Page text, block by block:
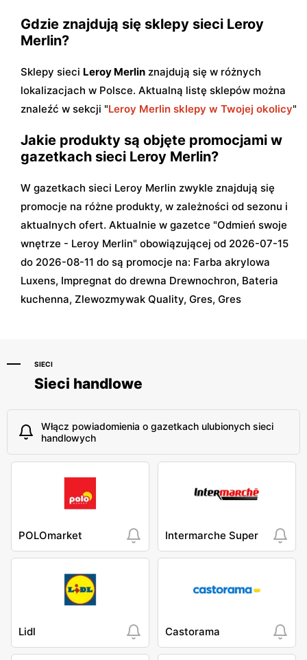
Gdzie znajdują się sklepy sieci Leroy
Merlin?
Sklepy sieci Leroy Merlin znajdują się w różnych
lokalizacjach w Polsce. Aktualną listę sklepów można
znaleźć w sekcji "Leroy Merlin sklepy w Twojej okolicy"
Jakie produkty są objęte promocjami w
gazetkach sieci Leroy Merlin?
W gazetkach sieci Leroy Merlin zwykle znajdują się
promocje na różne produkty, w zależności od sezonu i
aktualnych ofert. Aktualnie w gazetce "Odmień swoje
wnętrze - Leroy Merlin" obowiązującej od 2026-07-15
do 2026-08-11 do są promocje na: Farba akrylowa
Luxens, Impregnat do drewna Drewnochron, Bateria
kuchenna, Zlewozmywak Quality, Gres, Gres
SIECI
Sieci handlowe
Włącz powiadomienia o gazetkach ulubionych sieci
handlowych
POLOmarket Intermarche Super
Lidl Castorama